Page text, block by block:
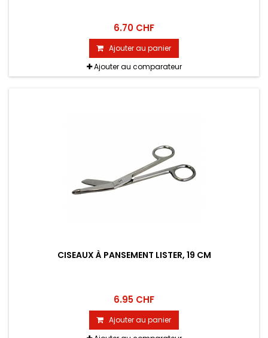
6.70 CHF
Ajouter au panier
Ajouter au comparateur
CISEAUX À PANSEMENT LISTER, 19 CM
6.95 CHF
Ajouter au panier